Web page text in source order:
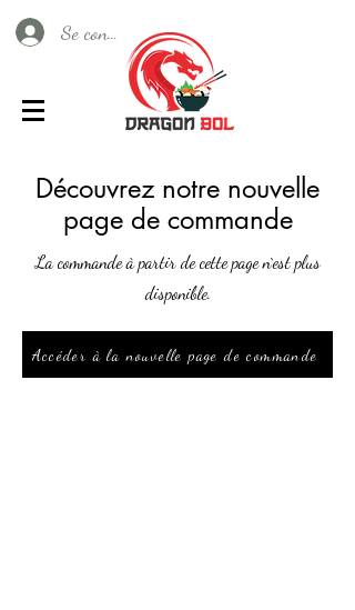
Se connecter
Découvrez notre nouvelle
page de commande
La commande à partir de cette page n`est plus
disponible.
Accéder à la nouvelle page de commande